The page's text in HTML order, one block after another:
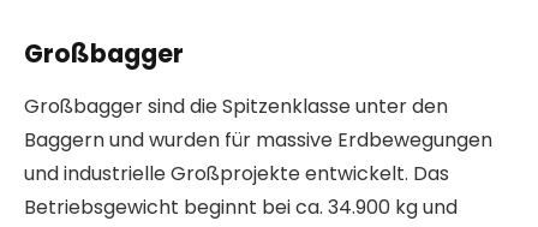
Großbagger
Großbagger sind die Spitzenklasse unter den
Baggern und wurden für massive Erdbewegungen
und industrielle Großprojekte entwickelt. Das
Betriebsgewicht beginnt bei ca. 34.900 kg und